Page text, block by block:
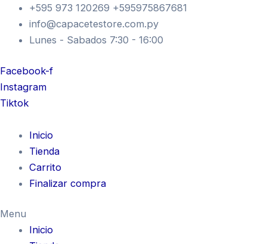
contenido
+595 973 120269 +595975867681
info@capacetestore.com.py
Lunes - Sabados 7:30 - 16:00
Facebook-f
Instagram
Tiktok
Inicio
Tienda
Carrito
Finalizar compra
Menu
Inicio
MT
STREEFIGHTER
CHROMED
SILVER
cantidad